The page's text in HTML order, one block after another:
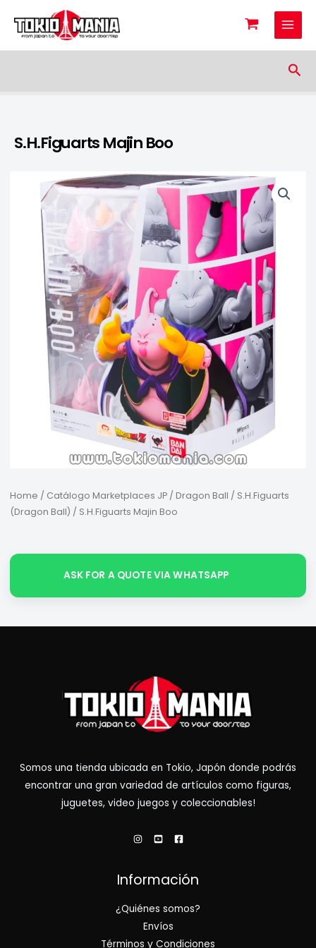
Skip to content
S.H.Figuarts Majin Boo
Home / Catálogo Marketplaces JP/ Dragon Ball / S.H.Figuarts
(Dragon Ball) / S.H.Figuarts Majin Boo
ASK FOR A QUOTE VIA WHATSAPP
Somos una tienda ubicada en Tokio, Japón donde podrás
encontrar una gran variedad de artículos como figuras,
juguetes, video juegos y coleccionables!
Información
¿Quiénes somos?
Envíos
Términos y Condiciones